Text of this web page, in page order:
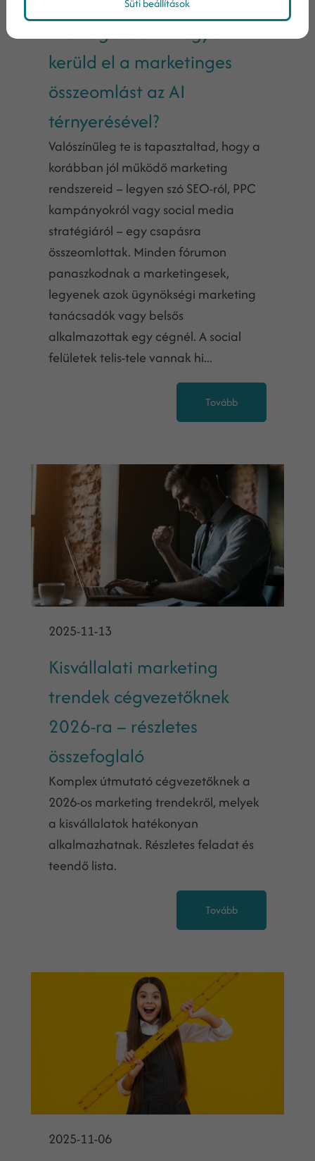
Markageddon: Hogyan
kerüld el a marketinges
összeomlást az AI
térnyerésével?
Valószínűleg te is tapasztaltad, hogy a
korábban jól működő marketing
rendszereid – legyen szó SEO-ról, PPC
kampányokról vagy social media
stratégiáról – egy csapásra
összeomlottak. Minden fórumon
panaszkodnak a marketingesek,
legyenek azok ügynökségi marketing
tanácsadók vagy belsős
alkalmazottak egy cégnél. A social
felületek telis-tele vannak hi...
Tovább
2025-11-13
Kisvállalati marketing
trendek cégvezetőknek
2026-ra – részletes
összefoglaló
Komplex útmutató cégvezetőknek a
2026-os marketing trendekről, melyek
a kisvállalatok hatékonyan
alkalmazhatnak. Részletes feladat és
teendő lista.
Tovább
2025-11-06
Süti beállítások